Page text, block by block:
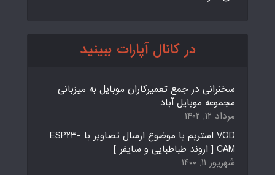
در کانال آپارات ببینید
سخنرانی در جمع تعمیرکاران موبایل به میزبانی
مجموعه موبایل آباد
مرداد ۱۲, ۱۴۰۲
VOD استریم با موضوع ارسال تصاویر با ESP23-
CAM [ اروند طباطبایی و سایفر ]
شهریور ۱۱, ۱۴۰۰